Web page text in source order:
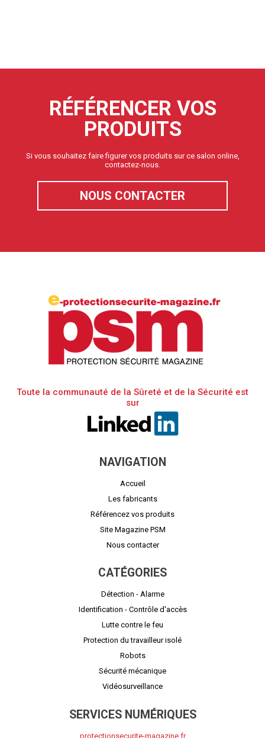
RÉFÉRENCER VOS
PRODUITS
Si vous souhaitez faire figurer vos produits sur ce salon online,
contactez-nous.
NOUS CONTACTER
Toute la communauté de la Sûreté et de la Sécurité est
sur
NAVIGATION
Accueil
Les fabricants
Référencez vos produits
Site Magazine PSM
Nous contacter
CATÉGORIES
Détection - Alarme
Identification - Contrôle d'accès
Lutte contre le feu
Protection du travailleur isolé
Robots
Sécurité mécanique
Vidéosurveillance
SERVICES NUMÉRIQUES
protectionsecurite-magazine.fr